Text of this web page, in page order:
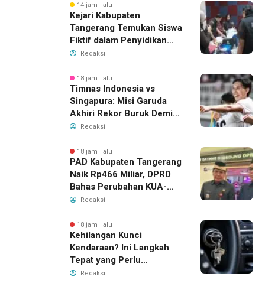
14 jam lalu
Kejari Kabupaten
Tangerang Temukan Siswa
Fiktif dalam Penyidikan
Dana BOP PKBM
Redaksi
18 jam lalu
Timnas Indonesia vs
Singapura: Misi Garuda
Akhiri Rekor Buruk Demi
Tiket Semifinal Piala AFF
Redaksi
18 jam lalu
PAD Kabupaten Tangerang
Naik Rp466 Miliar, DPRD
Bahas Perubahan KUA-
PPAS 2026
Redaksi
18 jam lalu
Kehilangan Kunci
Kendaraan? Ini Langkah
Tepat yang Perlu
Dilakukan
Redaksi